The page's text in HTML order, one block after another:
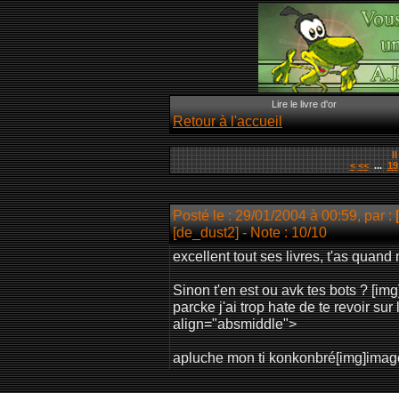
Lire le livre d'or
Retour à l'accueil
Il
< << ...19
Posté le : 29/01/2004 à 00:59, par :
[de_dust2]- Note : 10/10
excellent tout ses livres, t'as quand
Sinon t'en est ou avk tes bots ?
parcke j'ai trop hate de te revoir
align="absmiddle">
apluche mon ti